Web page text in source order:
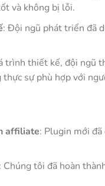
và không bị lỗi.
: Đội ngũ phát triển đã
trình thiết kế, đội ngũ
thực sự phù hợp với
affiliate: Plugin mới
Chúng tôi đã hoàn